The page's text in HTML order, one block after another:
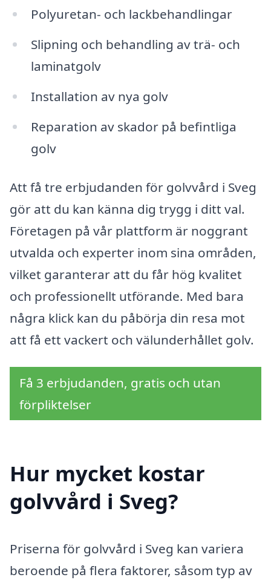
Polyuretan- och lackbehandlingar
Slipning och behandling av trä- och
laminatgolv
Installation av nya golv
Reparation av skador på befintliga
golv
Att få tre erbjudanden för golvvård i Sveg
gör att du kan känna dig trygg i ditt val.
Företagen på vår plattform är noggrant
utvalda och experter inom sina områden,
vilket garanterar att du får hög kvalitet
och professionellt utförande. Med bara
några klick kan du påbörja din resa mot
att få ett vackert och välunderhållet golv.
Få 3 erbjudanden, gratis och utan
förpliktelser
Hur mycket kostar
golvvård i Sveg?
Priserna för golvvård i Sveg kan variera
beroende på flera faktorer, såsom typ av